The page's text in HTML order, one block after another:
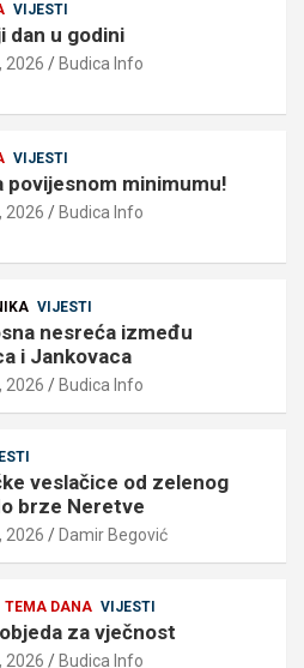
VIJESTI
dan u godini
2026 Budica Info
VIJESTI
povijesnom minimumu!
2026 Budica Info
VIJESTI
nesreća između
i Jankovaca
2026 Budica Info
veslačice od zelenog
brze Neretve
2026 Damir Begović
TEMA DANA VIJESTI
za vječnost
2026 Budica Info